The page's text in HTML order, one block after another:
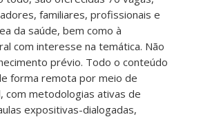
familiares, profissionais e
da saúde, bem como à
com interesse na temática. Não
prévio. Todo o conteúdo
forma remota por meio de
com metodologias ativas de
expositivas-dialogadas,